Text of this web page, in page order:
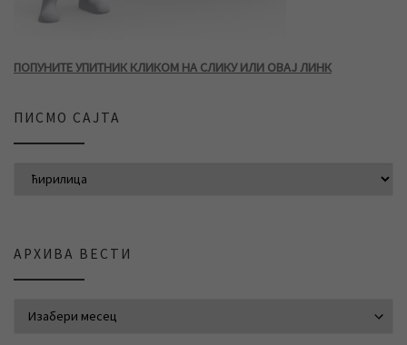
ПОПУНИТЕ УПИТНИК КЛИКОМ НА СЛИКУ ИЛИ ОВАЈ ЛИНК
ПИСМО САЈТА
АРХИВА ВЕСТИ